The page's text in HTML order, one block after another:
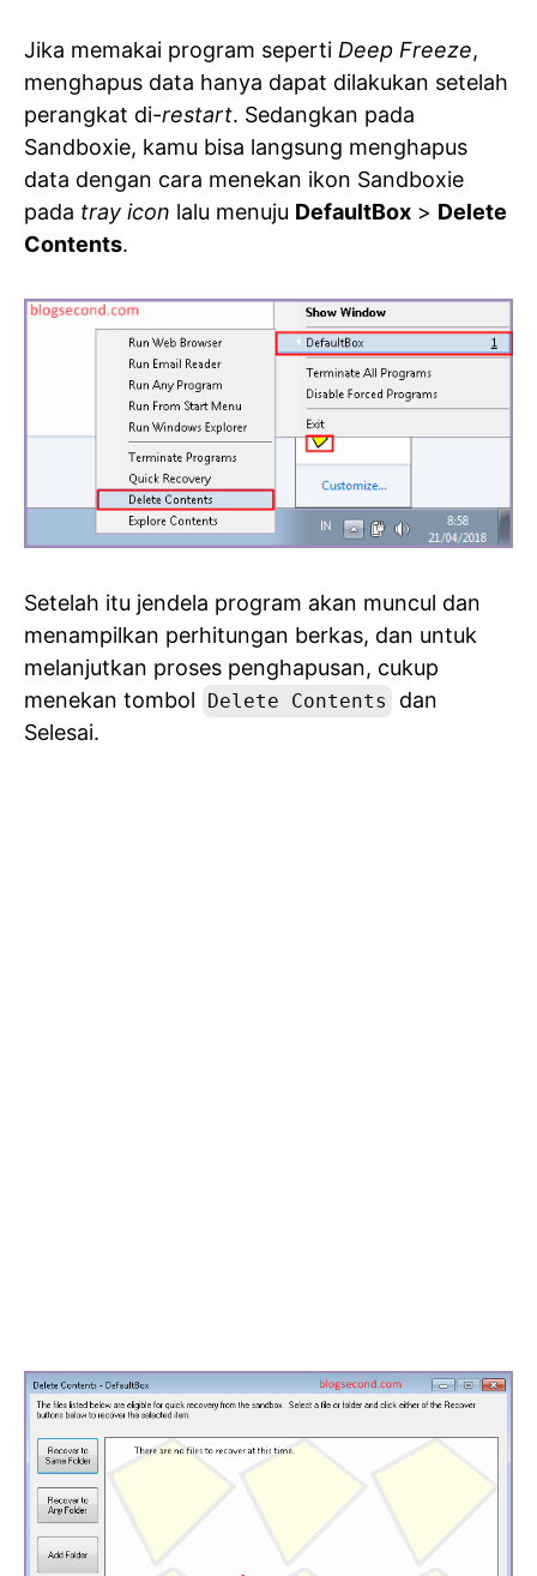
Jika memakai program seperti Deep Freeze,
menghapus data hanya dapat dilakukan setelah
perangkat di-restart. Sedangkan pada
Sandboxie, kamu bisa langsung menghapus
data dengan cara menekan ikon Sandboxie
pada tray icon lalu menuju DefaultBox > Delete
Contents.
Setelah itu jendela program akan muncul dan
menampilkan perhitungan berkas, dan untuk
melanjutkan proses penghapusan, cukup
menekan tombol
Delete Contents
dan
Selesai.